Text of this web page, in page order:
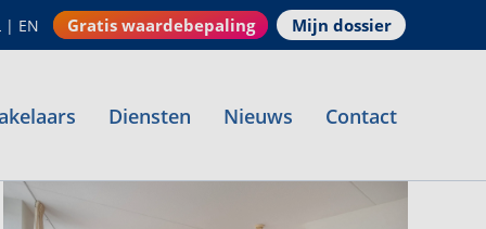
| EN Gratis waardebepaling Mijn dossier
Diensten Nieuws Contact